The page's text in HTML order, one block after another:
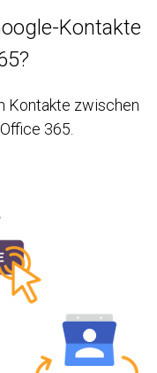
Kontakte
Kontakte zwischen
365.